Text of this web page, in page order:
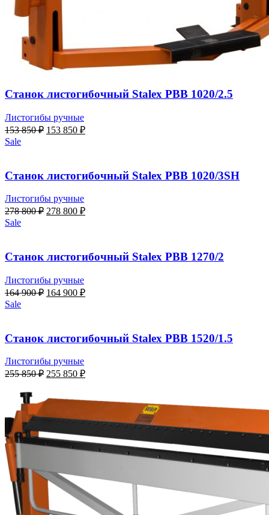
Станок листогибочный Stalex PBB 1020/2.5
Листогибы ручные
153 850₽ Первоначальная
850 ₽.
153 850 ₽Текущая
Sale
Станок листогибочный Stalex PBB 1020/3SH
Листогибы ручные
278 800₽ Первоначальная
800 ₽.
278 800 ₽Текущая
Sale
Станок листогибочный Stalex PBB 1270/2
Листогибы ручные
164 900₽ Первоначальная
900 ₽.
164 900 ₽Текущая
Sale
Станок листогибочный Stalex PBB 1520/1.5
Листогибы ручные
255 850₽ Первоначальная
255
850 ₽.
255 850 ₽Текущая